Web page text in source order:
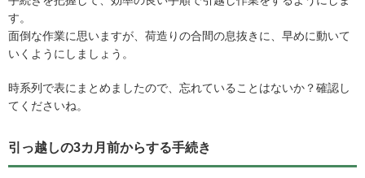
す。
面倒な作業に思いますが、荷造りの合間の息抜きに、早めに動いて
いくようにしましょう。
時系列で表にまとめましたので、忘れていることはないか？確認し
てくださいね。
引っ越しの3カ月前からする手続き